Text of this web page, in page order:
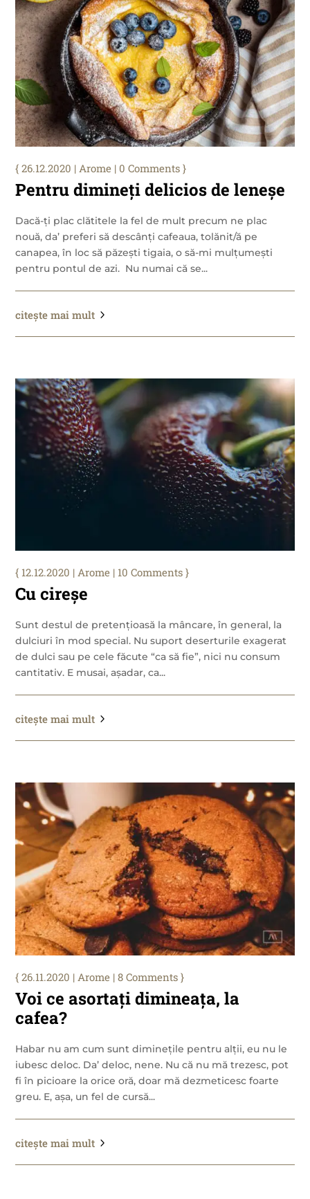
Pentru dimineți delicios de leneșe
26.12.2020 | Arome | 0 Comments
Dacă-ți plac clătitele la fel de mult precum ne plac
nouă, da’ preferi să descânți cafeaua, tolănit/ă pe
canapea, în loc să păzești tigaia, o să-mi mulțumești
pentru pontul de azi. Nu numai că se...
citește mai mult
Cu cireșe
12.12.2020 |Arome | 10 Comments
Sunt destul de pretențioasă la mâncare, în general, la
dulciuri în mod special. Nu suport deserturile exagerat
de dulci sau pe cele făcute “ca să fie”, nici nu consum
cantitativ. E musai, așadar, ca...
citește mai mult
Voi ce asortați dimineața, la
cafea?
26.11.2020 | Arome | 8 Comments
Habar nu am cum sunt diminețile pentru alții, eu nu le
iubesc deloc. Da’ deloc, nene. Nu că nu mă trezesc, pot
fi în picioare la orice oră, doar mă dezmeticesc foarte
greu. E, așa, un fel de cursă...
citește mai mult